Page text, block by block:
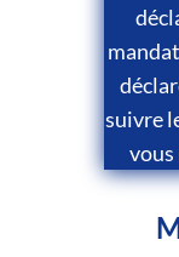
suivre
vous